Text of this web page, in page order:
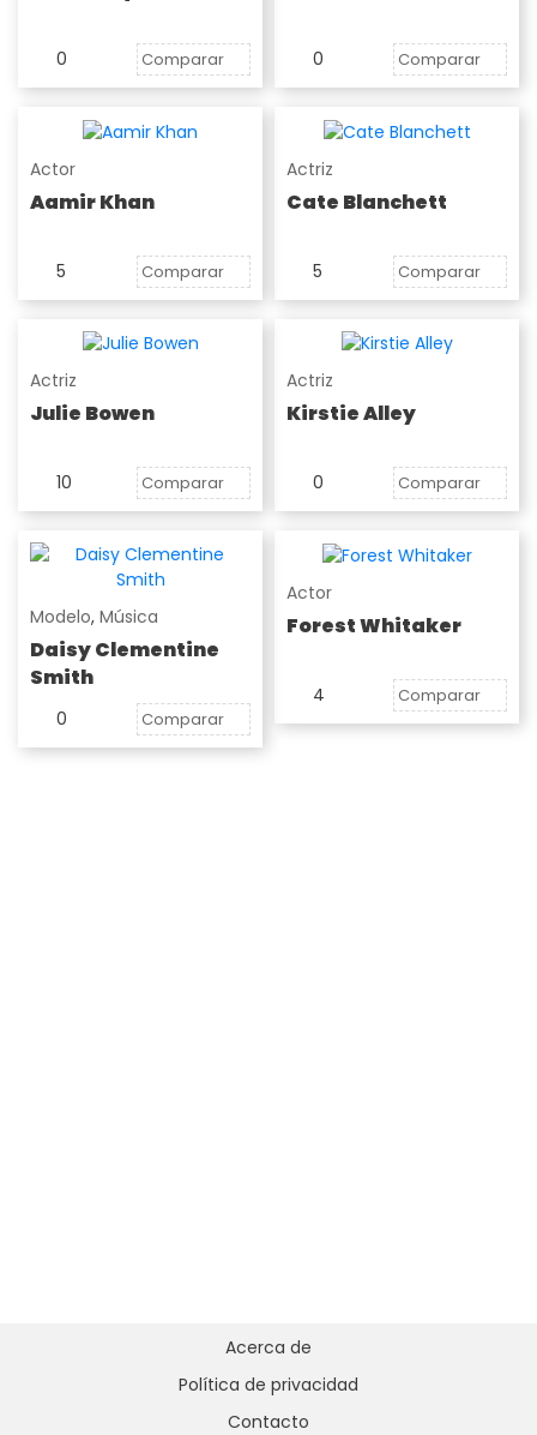
0 Comparar 0 Comparar
Actor
Aamir Khan
5 Comparar
Actriz
Cate Blanchett
5 Comparar
Actriz
Julie Bowen
10 Comparar
Actriz
Kirstie Alley
0 Comparar
Modelo, Música
Daisy Clementine
Smith
0 Comparar
Actor
Forest Whitaker
4 Comparar
Acerca de
Política de privacidad
Contacto